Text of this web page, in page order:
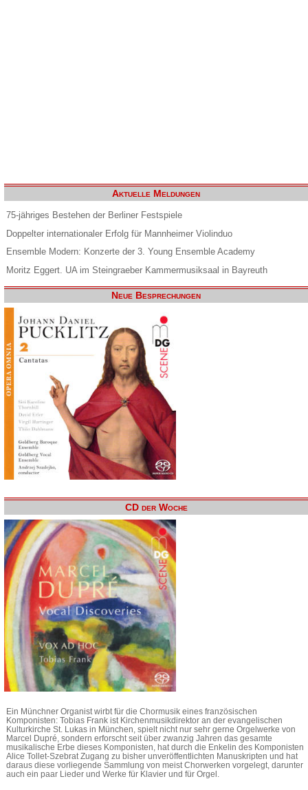
Aktuelle Meldungen
75-jähriges Bestehen der Berliner Festspiele
Doppelter internationaler Erfolg für Mannheimer Violinduo
Ensemble Modern: Konzerte der 3. Young Ensemble Academy
Moritz Eggert. UA im Steingraeber Kammermusiksaal in Bayreuth
Neue Besprechungen
CD der Woche
Ein Münchner Organist wirbt für die Chormusik eines französischen
Komponisten: Tobias Frank ist Kirchenmusikdirektor an der evangelischen
Kulturkirche St. Lukas in München, spielt nicht nur sehr gerne Orgelwerke von
Marcel Dupré, sondern erforscht seit über zwanzig Jahren das gesamte
musikalische Erbe dieses Komponisten, hat durch die Enkelin des Komponisten
Alice Tollet-Szebrat Zugang zu bisher unveröffentlichten Manuskripten und hat
daraus diese vorliegende Sammlung von meist Chorwerken vorgelegt, darunter
auch ein paar Lieder und Werke für Klavier und für Orgel.